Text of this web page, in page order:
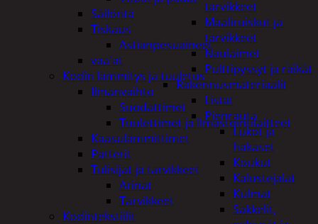
tarvikkeet
Maaliruiskut ja
tarvikkeet
Naulaimet
Pulttipyssyt ja räikät
Rakennusmateriaalit
Listat
Pienrauta
Lukot ja
hakaset
Koukut
Kalustejalat
Kulmat
Sakkelit,
Säilöntä
Tiskaus
Astianpesuaineet
vaa'at
Kodin lämmitys ja tuuletus
Ilmanvaihto
Suodattimet
Tuulettimet ja Ilmastointilaitteet
Kaasulämmittimet
Patterit
Tulisijat ja tarvikkeet
Arinat
Tarvikkeet
Kodintekstiilit